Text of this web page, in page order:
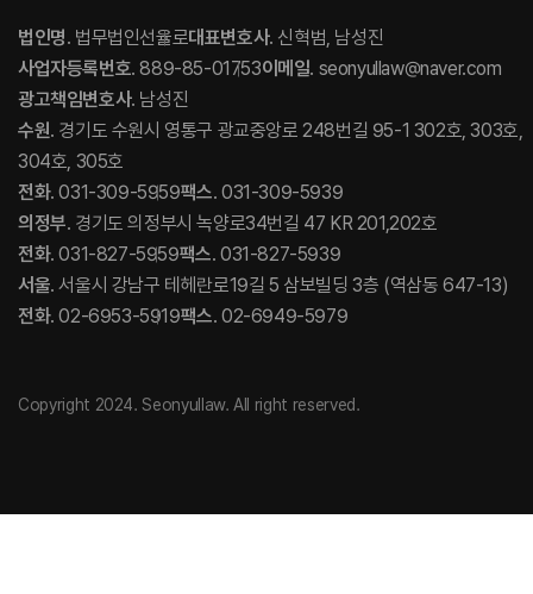
법인명. 법무법인선율로대표변호사. 신혁범, 남성진
사업자등록번호. 889-85-01753이메일. seonyullaw@naver.com
광고책임변호사. 남성진
수원. 경기도 수원시 영통구 광교중앙로 248번길 95-1 302호, 303호,
304호, 305호
전화. 031-309-5959팩스. 031-309-5939
의정부. 경기도 의정부시 녹양로34번길 47 KR 201,202호
전화. 031-827-5959팩스. 031-827-5939
서울. 서울시 강남구 테헤란로19길 5 삼보빌딩 3층 (역삼동 647-13)
전화. 02-6953-5919팩스. 02-6949-5979
Copyright 2024. Seonyullaw. All right reserved.